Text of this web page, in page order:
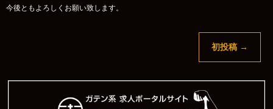
今後ともよろしくお願い致します。
初投稿 →